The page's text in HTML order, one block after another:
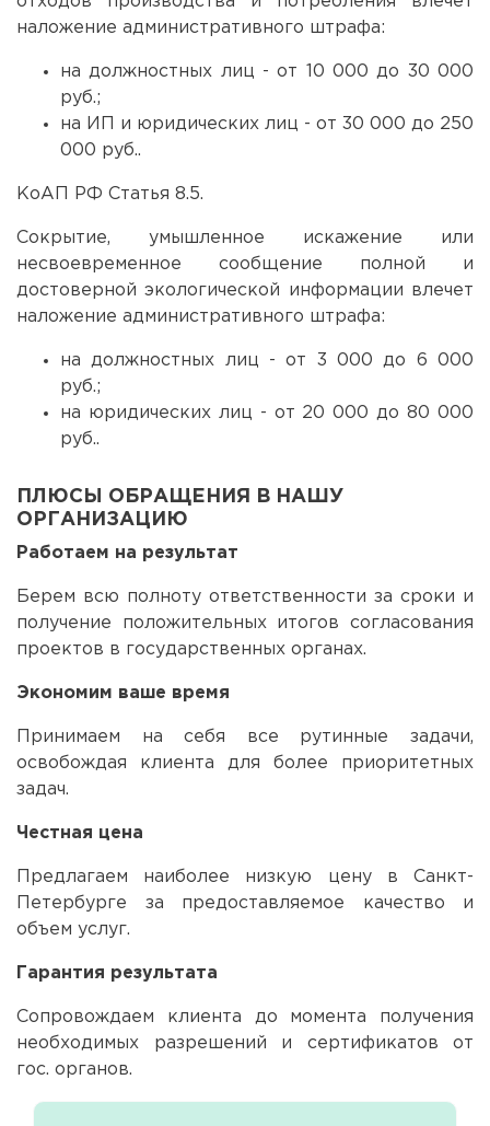
наложение административного штрафа:
на должностных лиц - от 10 000 до 30 000
руб.;
на ИП и юридических лиц - от 30 000 до 250
000 руб..
КоАП РФ Статья 8.5.
Сокрытие, умышленное искажение или
несвоевременное сообщение полной и
достоверной экологической информации влечет
наложение административного штрафа:
на должностных лиц - от 3 000 до 6 000
руб.;
на юридических лиц - от 20 000 до 80 000
руб..
ПЛЮСЫ ОБРАЩЕНИЯ В НАШУ
ОРГАНИЗАЦИЮ
Работаем на результат
Берем всю полноту ответственности за сроки и
получение положительных итогов согласования
проектов в государственных органах.
Экономим ваше время
Принимаем на себя все рутинные задачи,
освобождая клиента для более приоритетных
задач.
Честная цена
Предлагаем наиболее низкую цену в Санкт-
Петербурге за предоставляемое качество и
объем услуг.
Гарантия результата
Сопровождаем клиента до момента получения
необходимых разрешений и сертификатов от
гос. органов.